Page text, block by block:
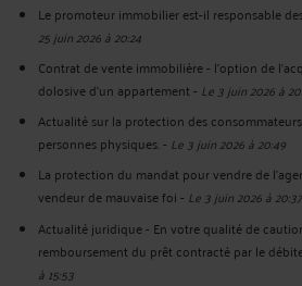
Le promoteur immobilier est-il responsable
25 juin 2026 à 20:24
Contrat de vente immobilière - l’option de
dolosive d’un appartement- Le 3 juin 2026 à
Actualité sur la protection des
personnes physiques.- Le 3 juin 2026 à 20:49
La protection du mandat pour vendre de
vendeur de mauvaise foi- Le 3 juin 2026 à 20:37
Actualité juridique - En votre qualité de
remboursement du prêt contracté par le
à 15:53